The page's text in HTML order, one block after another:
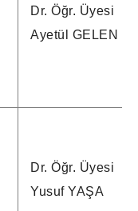
Dr. Öğr. Üyesi
Ayetül GELEN
Dr. Öğr. Üyesi
Yusuf YAŞA